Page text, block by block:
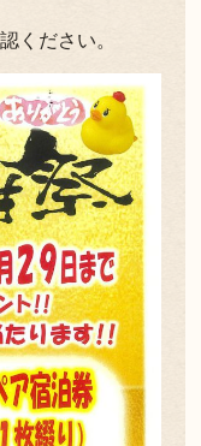
ください。